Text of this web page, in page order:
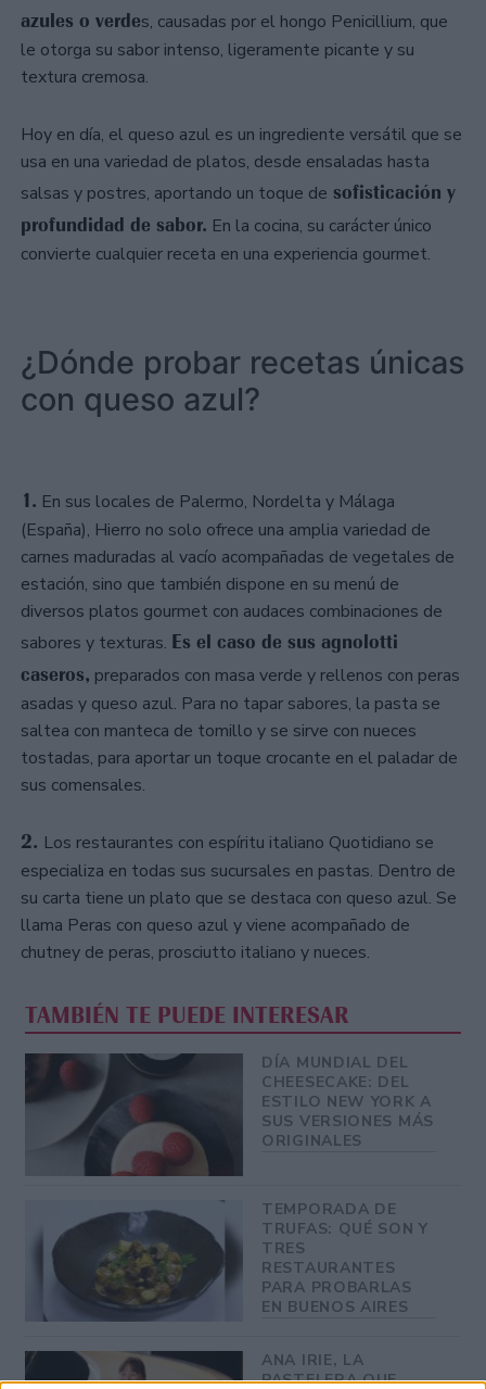
azules o verdes, causadas por el hongo Penicillium, que
le otorga su sabor intenso, ligeramente picante y su
textura cremosa.
Hoy en día, el queso azul es un ingrediente versátil que se
usa en una variedad de platos, desde ensaladas hasta
salsas y postres, aportando un toque de sofisticación y
profundidad de sabor. En la cocina, su carácter único
convierte cualquier receta en una experiencia gourmet.
¿Dónde probar recetas únicas
con queso azul?
1. En sus locales de Palermo, Nordelta y Málaga
(España), Hierro no solo ofrece una amplia variedad de
carnes maduradas al vacío acompañadas de vegetales de
estación, sino que también dispone en su menú de
diversos platos gourmet con audaces combinaciones de
sabores y texturas. Es el caso de sus agnolotti
caseros, preparados con masa verde y rellenos con peras
asadas y queso azul. Para no tapar sabores, la pasta se
saltea con manteca de tomillo y se sirve con nueces
tostadas, para aportar un toque crocante en el paladar de
sus comensales.
2. Los restaurantes con espíritu italiano Quotidiano se
especializa en todas sus sucursales en pastas. Dentro de
su carta tiene un plato que se destaca con queso azul. Se
llama Peras con queso azul y viene acompañado de
chutney de peras, prosciutto italiano y nueces.
TAMBIÉN TE PUEDE INTERESAR
DÍA MUNDIAL DEL
CHEESECAKE: DEL
ESTILO NEW YORK A
SUS VERSIONES MÁS
ORIGINALES
TEMPORADA DE
TRUFAS: QUÉ SON Y
TRES
RESTAURANTES
PARA PROBARLAS
EN BUENOS AIRES
ANA IRIE, LA
PASTELERA QUE